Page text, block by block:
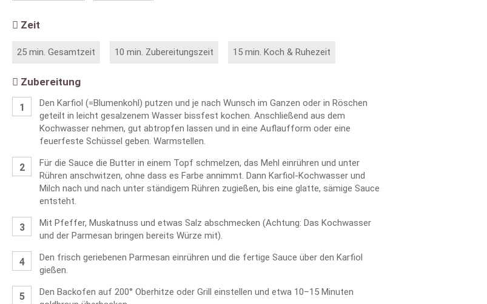
Zeit
25 min. Gesamtzeit 10 min. Zubereitungszeit 15 min. Koch & Ruhezeit
Zubereitung
Den Karfiol (=Blumenkohl) putzen und je nach Wunsch im Ganzen oder in Röschen
geteilt in leicht gesalzenem Wasser bissfest kochen. Anschließend aus dem
Kochwasser nehmen, gut abtropfen lassen und in eine Auflaufform oder eine
feuerfeste Schüssel geben. Warmstellen.
Für die Sauce die Butter in einem Topf schmelzen, das Mehl einrühren und unter
Rühren anschwitzen, ohne dass es Farbe annimmt. Dann Karfiol-Kochwasser und
Milch nach und nach unter ständigem Rühren zugießen, bis eine glatte, sämige Sauce
entsteht.
Mit Pfeffer, Muskatnuss und etwas Salz abschmecken (Achtung: Das Kochwasser
und der Parmesan bringen bereits Würze mit).
Den frisch geriebenen Parmesan einrühren und die fertige Sauce über den Karfiol
gießen.
Den Backofen auf 200° Oberhitze oder Grill einstellen und etwa 10–15 Minuten